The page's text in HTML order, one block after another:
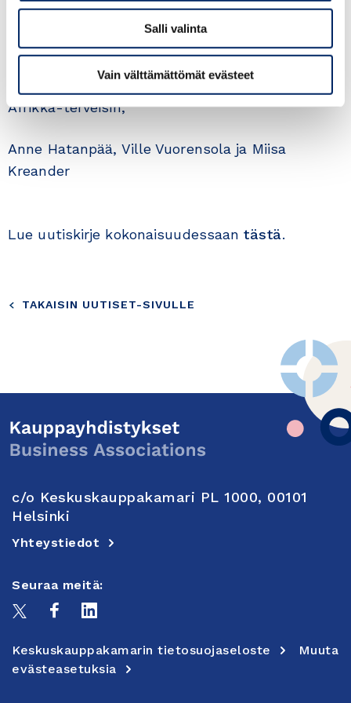
Salli valinta
Vain välttämättömät evästeet
Toivomme jäsenistöltä ideoita ja vinkkejä
artikkeleiden aiheiksi.
Afrikka-terveisin,
Anne Hatanpää, Ville Vuorensola ja Miisa
Kreander
Lue uutiskirje kokonaisuudessaantästä.
TAKAISIN UUTISET-SIVULLE
c/o Keskuskauppakamari PL 1000, 00101
Helsinki
Yhteystiedot
Seuraa meitä:
Keskuskauppakamarin tietosuojaseloste
Muuta
evästeasetuksia